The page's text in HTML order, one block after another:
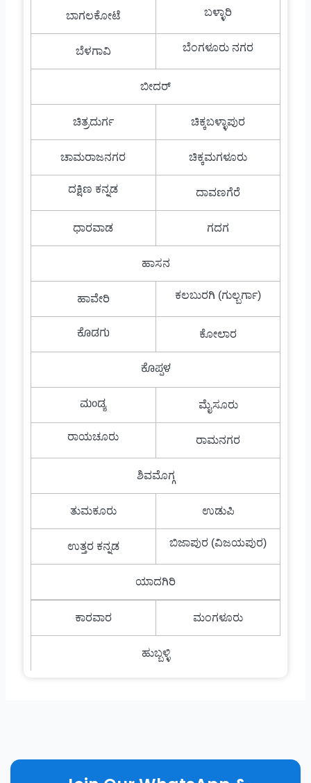
ಬಾಗಲಕೋಟೆ ಬಳ್ಳಾರಿ
ಬೆಳಗಾವಿ ಬೆಂಗಳೂರು ನಗರ
ಬೀದರ್
ಚಿತ್ರದುರ್ಗ ಚಿಕ್ಕಬಳ್ಳಾಪುರ
ಚಾಮರಾಜನಗರ ಚಿಕ್ಕಮಗಳೂರು
ದಕ್ಷಿಣ ಕನ್ನಡ ದಾವಣಗೆರೆ
ಧಾರವಾಡ ಗದಗ
ಹಾಸನ
ಹಾವೇರಿ ಕಲಬುರಗಿ (ಗುಲ್ಬರ್ಗಾ)
ಕೊಡಗು ಕೋಲಾರ
ಕೊಪ್ಪಳ
ಮಂಡ್ಯ
ಮೈಸೂರು
ರಾಯಚೂರು ರಾಮನಗರ
ಶಿವಮೊಗ್ಗ
ತುಮಕೂರು ಉಡುಪಿ
ಉತ್ತರ ಕನ್ನಡ ಬಿಜಾಪುರ (ವಿಜಯಪುರ)
ಯಾದಗಿರಿ
ಕಾರವಾರ ಮಂಗಳೂರು
ಹುಬ್ಬಳ್ಳಿ